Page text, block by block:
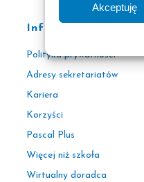
Akceptuję
Informacje
Polityka prywatności
Adresy sekretariatów
Kariera
Korzyści
Pascal Plus
Więcej niż szkoła
Wirtualny doradca